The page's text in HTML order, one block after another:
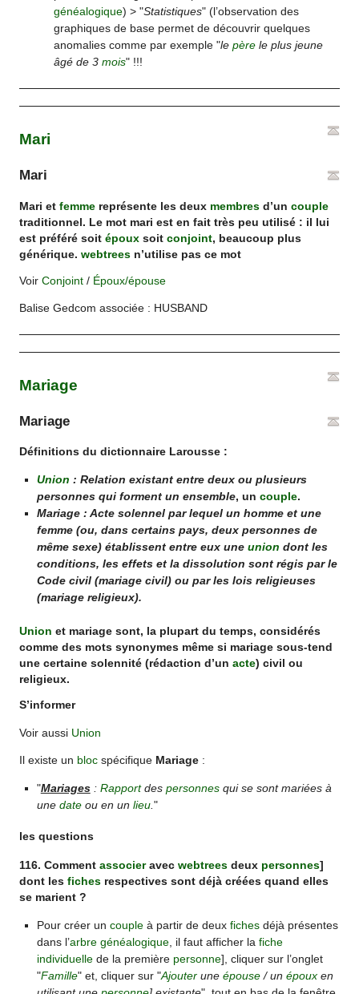
généalogique) > "Statistiques" (l’observation des
graphiques de base permet de découvrir quelques
anomalies comme par exemple "lepère le plus jeune
âgé de 3mois" !!!
Mari
Mari
Mari etfemme représente les deux membres d’uncouple
traditionnel. Le mot mari est en fait très peu utilisé : il lui
est préféré soitépoux soitconjoint, beaucoup plus
générique.webtrees n’utilise pas ce mot
VoirConjoint / Époux/épouse
Balise Gedcom associée : HUSBAND
Mariage
Mariage
Définitions du dictionnaire Larousse :
Union : Relation existant entre deux ou plusieurs
personnes qui forment un ensemble, un couple.
Mariage : Acte solennel par lequel un homme et une
femme (ou, dans certains pays, deux personnes de
même sexe) établissent entre eux une union dont les
conditions, les effets et la dissolution sont régis par le
Code civil (mariage civil) ou par les lois religieuses
(mariage religieux).
Union et mariage sont, la plupart du temps, considérés
comme des mots synonymes même si mariage sous-tend
une certaine solennité (rédaction d’unacte) civil ou
religieux.
S’informer
Voir aussi Union
Il existe un bloc spécifique Mariage :
"Mariages: Rapportdes personnesqui se sont mariées à
une dateou en un lieu. "
les questions
116. Commentassocieravecwebtrees deux personnes]
dont lesfiches respectives sont déjà créées quand elles
se marient ?
Pour créer un coupleà partir de deux fichesdéjà présentes
dans l’arbre généalogique, il faut afficher la fiche
individuellede la première personne], cliquer sur l’onglet
"Famille" et, cliquer sur "Ajouterune épouse/ un épouxen